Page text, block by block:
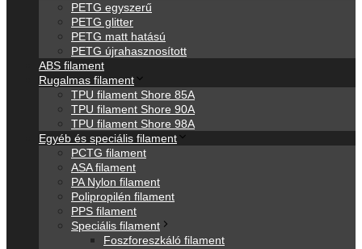
PETG egyszerű
PETG glitter
PETG matt hatású
PETG újrahasznosított
ABS filament
Rugalmas filament
TPU filament Shore 85A
TPU filament Shore 90A
TPU filament Shore 98A
Egyéb és speciális filament
PCTG filament
ASA filament
PA Nylon filament
Polipropilén filament
PPS filament
Speciális filament
Foszforeszkáló filament